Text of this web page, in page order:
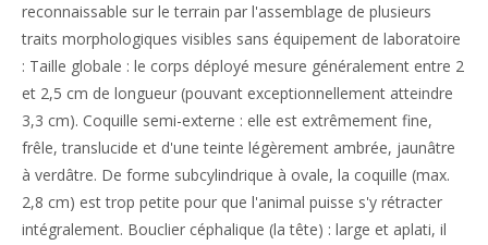
reconnaissable sur le terrain par l'assemblage de plusieurs
traits morphologiques visibles sans équipement de laboratoire
: Taille globale : le corps déployé mesure généralement entre 2
et 2,5 cm de longueur (pouvant exceptionnellement atteindre
3,3 cm). Coquille semi-externe : elle est extrêmement fine,
frêle, translucide et d'une teinte légèrement ambrée, jaunâtre
à verdâtre. De forme subcylindrique à ovale, la coquille (max.
2,8 cm) est trop petite pour que l'animal puisse s'y rétracter
intégralement. Bouclier céphalique (la tête) : large et aplati, il